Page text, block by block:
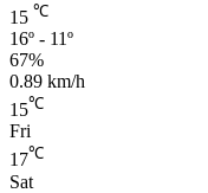
15 ℃
16º - 11º
67%
0.89 km/h
15℃
Fri
17℃
Sat